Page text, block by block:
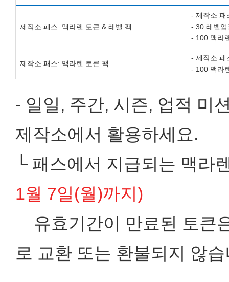
제작소 패스: 맥라렌 토큰 & 레벨 팩
- 제작소 패
- 30 레벨업
- 100 맥라
제작소 패스: 맥라렌 토큰 팩
- 제작소 패
- 100 맥라
- 일일, 주간, 시즌, 업적 미
제작소에서 활용하세요.
└ 패스에서 지급되는 맥라
1월 7일(월)까지)
유효기간이 만료된 토큰
로 교환 또는 환불되지 않